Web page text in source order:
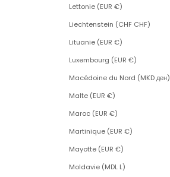
Lettonie (EUR €)
Liechtenstein (CHF CHF)
Lituanie (EUR €)
Luxembourg (EUR €)
Macédoine du Nord (MKD ден)
Malte (EUR €)
Maroc (EUR €)
Martinique (EUR €)
Mayotte (EUR €)
Moldavie (MDL L)